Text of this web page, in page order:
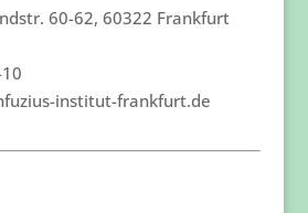
60-62, 60322 Frankfurt
institut-frankfurt.de